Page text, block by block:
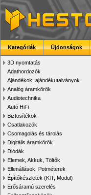
Kategóriák Újdonságok
3D nyomtatás
Adathordozók
Ajándékok, ajándékutalványok
Analóg áramkörök
Audiotechnika
Autó HiFi
Biztosítékok
Csatlakozók
Csomagolás és tárolás
Digitális áramkörök
Diódák
Elemek, Akkuk, Töltők
Ellenállások, Potméterek
Építőkészletek (KIT, Modul)
Erősáramú szerelés